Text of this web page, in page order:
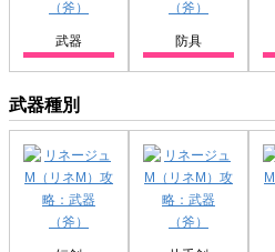
武器 防具
武器種別